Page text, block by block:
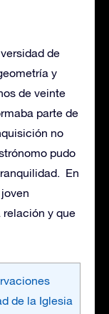
de
y
de veinte
parte de
no
pudo
En
y que
de la Iglesia